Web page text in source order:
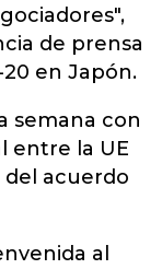
de prensa
en Japón.
semana con
entre la UE
del acuerdo
al